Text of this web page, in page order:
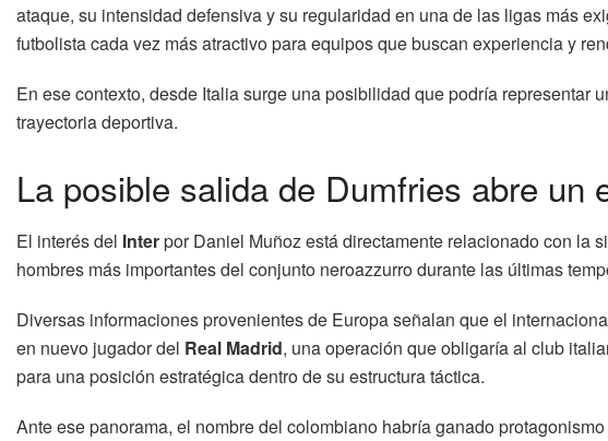
ataque, su intensidad defensiva y su regularidad en una de las ligas más
futbolista cada vez más atractivo para equipos que buscan experiencia y
En ese contexto, desde Italia surge una posibilidad que podría representar
trayectoria deportiva.
La posible salida de Dumfries abre un
El interés del Interpor Daniel Muñoz está directamente relacionado con la
hombres más importantes del conjunto neroazzurro durante las últimas
Diversas informaciones provenientes de Europa señalan que el
en nuevo jugador del Real Madrid, una operación que obligaría al club
para una posición estratégica dentro de su estructura táctica.
Ante ese panorama, el nombre del colombiano habría ganado